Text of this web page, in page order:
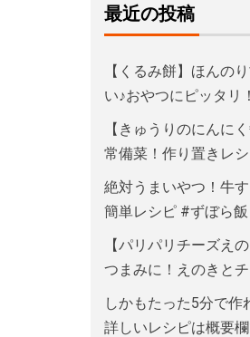
最近の投稿
【くるみ餅】ほんの
い♪おやつにピッタリ！
【きゅうりのにんに
常備菜！作り置きレ
絶対うまいやつ！牛
簡単レシピ #ずぼら飯
【パリパリチーズえ
つまみに！えのきと
しかもたった5分で作
詳しいレシピは概要